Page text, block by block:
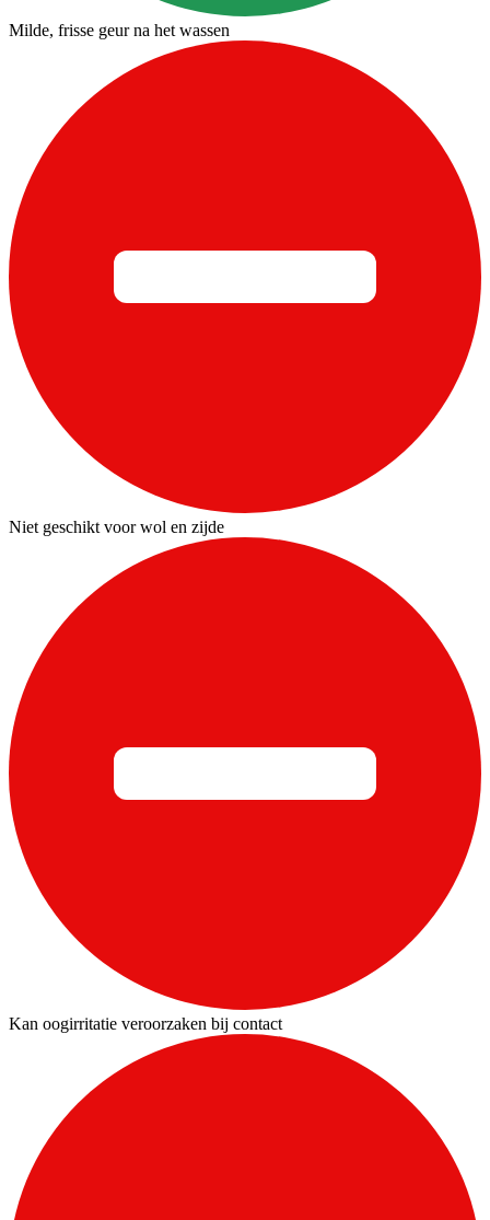
Milde, frisse geur na het wassen
Niet geschikt voor wol en zijde
Kan oogirritatie veroorzaken bij contact